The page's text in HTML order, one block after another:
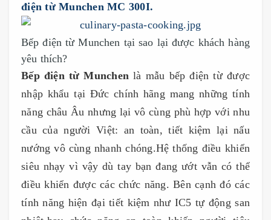
điện từ Munchen MC 300I.
Bếp điện từ Munchen tại sao lại được khách hàng
yêu thích?
Bếp điện từ Munchen là mẫu bếp điện từ được
nhập khẩu tại Đức chính hãng mang những tính
năng châu Âu nhưng lại vô cùng phù hợp với nhu
cầu của người Việt: an toàn, tiết kiệm lại nấu
nướng vô cùng nhanh chóng.Hệ thống điều khiển
siêu nhạy vì vậy dù tay bạn đang ướt vẫn có thể
điều khiển được các chức năng. Bên cạnh đó các
tính năng hiện đại tiết kiệm như IC5 tự động san